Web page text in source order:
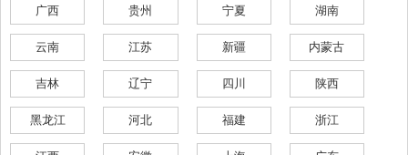
广西 贵州 宁夏 湖南
云南 江苏 新疆 内蒙古
吉林 辽宁 四川 陕西
黑龙江 河北 福建 浙江